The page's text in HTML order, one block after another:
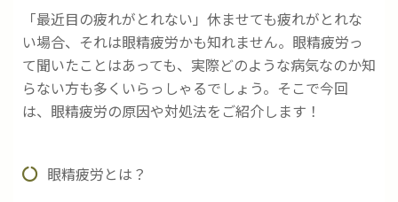
「最近目の疲れがとれない」休ませても疲れがとれな
い場合、それは眼精疲労かも知れません。眼精疲労っ
て聞いたことはあっても、実際どのような病気なのか知
らない方も多くいらっしゃるでしょう。そこで今回
は、眼精疲労の原因や対処法をご紹介します！
眼精疲労とは？